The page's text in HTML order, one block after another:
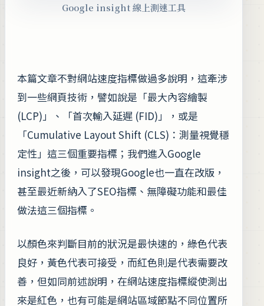
Google insight 線上測速工具
本篇文章不對網站速度指標做過多說明，這牽涉
到一些網頁技術，譬如說是「最大內容繪製
(LCP)」、「首次輸入延遲 (FID)」，或是
「Cumulative Layout Shift (CLS)：測量視覺穩
定性」這三個重要指標；我們進入Google
insight之後，可以發現Google也一直在改版，
甚至最近新納入了SEO指標、無障礙功能和最佳
做法這三個指標。
以顏色來判斷目前的狀況是最快速的，綠色代表
良好，黃色代表可接受，而紅色則是代表需要改
善，但如同前述說明，在網站速度指標縱使測出
來是紅色，也有可能是網站區域節點不同位置所